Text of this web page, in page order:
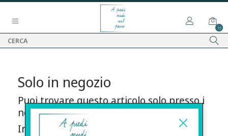
15
Solo in negozio
Puoi trovare questo articolo solo presso i
nostri punti vendita:
Info contatti